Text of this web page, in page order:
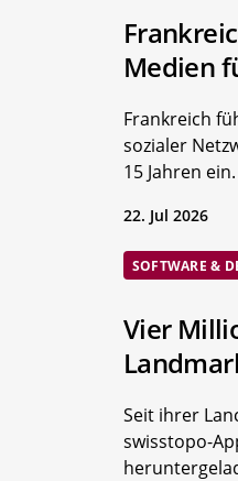
Medien
Frankreich
sozialer
15 Jahren ein.
22. Jul 2026
SOFTWARE &
Vier
Seit ihrer
swisstopo-